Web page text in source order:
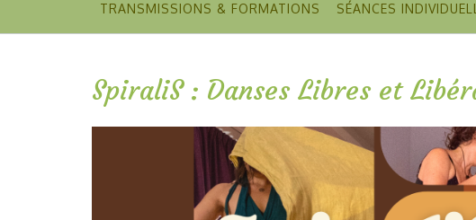
TRANSMISSIONS & FORMATIONS SÉANCES
SpiraliS : Danses Libres et